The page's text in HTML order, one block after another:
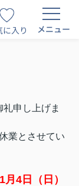
に入り メニュー
申し上げま
業とさせてい
4日（日）